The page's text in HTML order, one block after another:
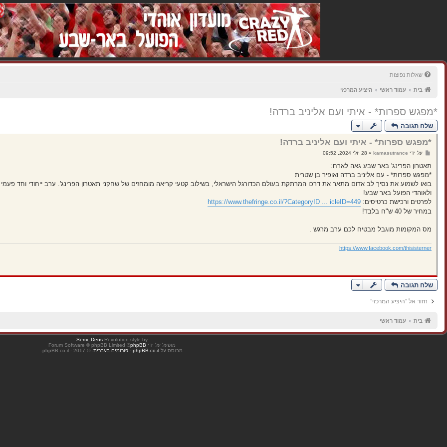
שאלות נפוצות
בית עמוד ראשי היציע המרכזי
*מפגש ספרות* - איתי ועם אליניב ברדה!
שלח תגובה
*מפגש ספרות* - איתי ועם אליניב ברדה!
ש
י
ה
על ידי kamasutrance
» 28 יולי 2024, 09:52
תאטרון הפרינג' באר שבע גאה לארח:
*מפגש ספרות* - עם אליניב ברדה ואופיר בן שטרית
בואו לשמוע את נסיך לב אדום מתאר את דרכו המרתקת בעולם הכדורגל הישראלי, בשילוב קטעי קריאה מומחזים של שחקני תאטרון הפרינג'. ערב ייחודי וחד פעמי
ולאוהדי הפועל באר שבע!
לפרטים ורכישת כרטיסים: https://www.thefringe.co.il/?CategoryID ... icleID=449
במחיר של 40 ש"ח בלבד!
מס המקומות מוגבל מבטיח לכם ערב מרגש .
https://www.facebook.com/thisisterner
שלח תגובה
חזור אל “היציע המרכזי”
בית עמוד ראשי
Revolution style by
Semi_Deus
מופעל על ידי phpBB
® Forum Software © phpBB Limited
מבוסס על phpBB.co.il - פורומים בעברית . © 2017 - phpBB.co.il.